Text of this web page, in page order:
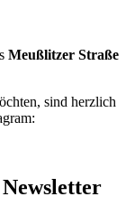
Meußlitzer Straße
sind herzlich